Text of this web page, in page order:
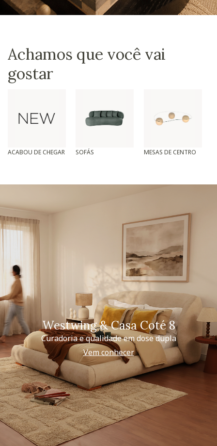
Achamos que você vai
gostar
ACABOU DE CHEGAR SOFÁS MESAS DE CENTRO
Westwing & Casa Coté 8
Curadoria e qualidade em dose dupla
Vem conhecer